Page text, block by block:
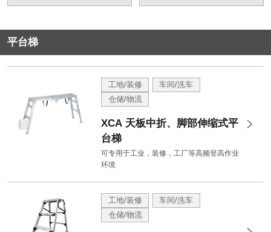
平台梯
工地/装修
车间/洗车
仓储/物流
XCA 天板中折、脚部伸缩式平
台梯
可专用于工业，装修，工厂等高频登高作业
环境
工地/装修
车间/洗车
仓储/物流